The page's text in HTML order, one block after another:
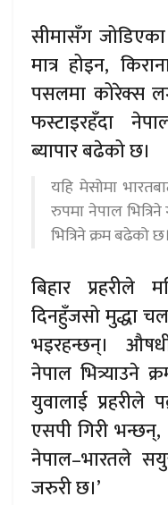
सीमासँग
मात्र होइन,
पसलमा कोरेक्स
फस्टाइरहँदा
ब्यापार बढेको छ।
यहि मेसोमा
रुपमा नेपाल
भित्रिने क्रम बढेको छ।
बिहार प्रहरीले
दिनहुँजसो मुद्धा
भइरहन्छन्।
नेपाल भित्र्याउने
युवालाई प्रहरीले
एसपी गिरी भन्छन्,
नेपाल–भारतले
जरुरी छ।’